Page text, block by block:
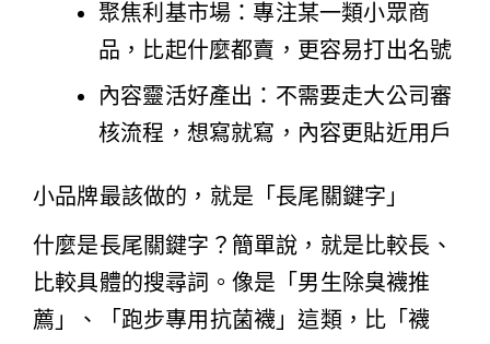
聚焦利基市場：專注某一類小眾商
品，比起什麼都賣，更容易打出名號
內容靈活好產出：不需要走大公司審
核流程，想寫就寫，內容更貼近用戶
小品牌最該做的，就是「長尾關鍵字」
什麼是長尾關鍵字？簡單說，就是比較長、
比較具體的搜尋詞。像是「男生除臭襪推
薦」、「跑步專用抗菌襪」這類，比「襪